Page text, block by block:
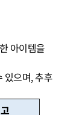
아이템을
있으며,추후